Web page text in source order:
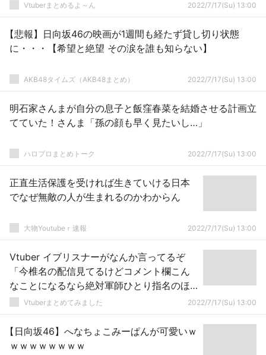
Vtuberまとめるよ～ん 2022/7/17(Su) 13:00
【悲報】日向坂46の映画が1週間も経たず貸し切り状態
に・・・【希望と絶望 その涙を誰も知らない】
AKB48タイムズ（AKB48まとめ） 2022/7/17(Su) 13:00
明石家さんまが自分の息子と飯窪春菜を結婚させる計画立
てていた！さんま「孫の顔も早く見たいし…」
ハロプロまとめトーク 2022/7/17(Su) 13:00
正直生活保護を受ければ生きていける日本
でなぜ無敵の人が生まれるのかわからん
大物Youtubeｒ速報 2022/7/17(Su) 13:00
Vtuber イブリスナーがなんか言ってるぞ
「今椎名の配信見てるけどコメント欄こん
なことになるなら絶対軍師ひとり指名のほ
うがいいわ」←そもそも軍師なんていらね
Vtuberまとめてみました 2022/7/17(Su) 13:00
【日向坂46】へなちょこみーぱんが可愛いｗ
ｗｗｗｗｗｗｗｗ